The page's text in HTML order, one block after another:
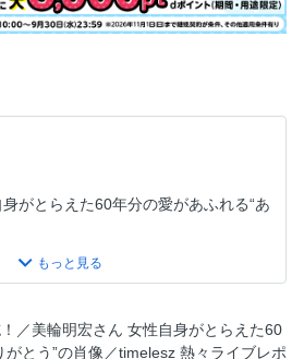
がとらえた60年分の愛があふれる“あ
ポ
急接近
バテ納豆ごちそう30
アム 12億円招く自宅レイアウト全図
／美輪明宏さん 女性自身がとらえた60
がとう”の肖像／timelesz 熱々ライブレポ